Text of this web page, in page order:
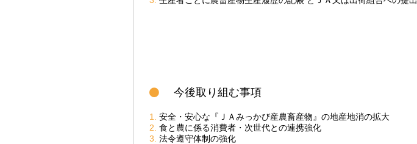
今後取り組む事項
1. 安全・安心な『ＪＡみっかび産農畜産物』の地産地消の拡大
2. 食と農に係る消費者・次世代との連携強化
3. 法令遵守体制の強化